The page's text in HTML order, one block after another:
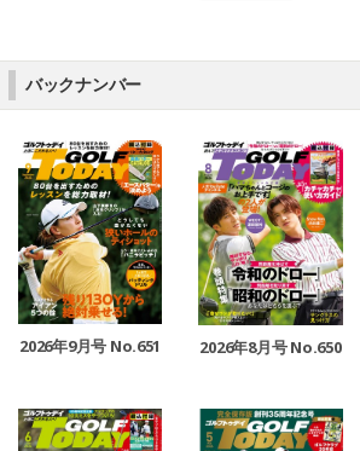
バックナンバー
2026年9月号 No.651 2026年8月号 No.650